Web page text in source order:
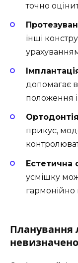
точно
інші
допомагає
положення
прикус,
Естетична
усмішку
Планування